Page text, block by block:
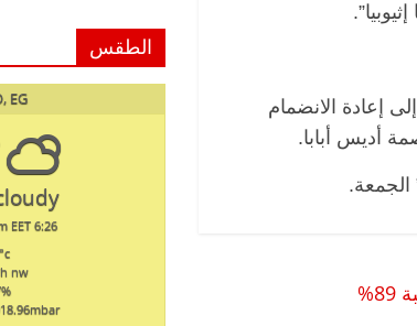
إعادة الانضمام
أديس أبابا.
الطقس
EG
6:26 am
EET
nw
%
mbar